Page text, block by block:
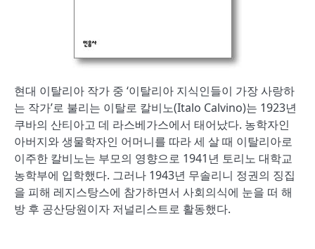
현대 이탈리아 작가 중 ‘이탈리아 지식인들이 가장 사랑하
는 작가’로 불리는 이탈로 칼비노(Italo Calvino)는 1923년
쿠바의 산티아고 데 라스베가스에서 태어났다. 농학자인
아버지와 생물학자인 어머니를 따라 세 살 때 이탈리아로
이주한 칼비노는 부모의 영향으로 1941년 토리노 대학교
농학부에 입학했다. 그러나 1943년 무솔리니 정권의 징집
을 피해 레지스탕스에 참가하면서 사회의식에 눈을 떠 해
방 후 공산당원이자 저널리스트로 활동했다.